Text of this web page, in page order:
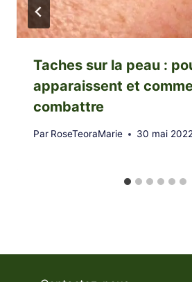
Taches sur la peau :
apparaissent et
combattre
Par RoseTeoraMarie 30 mai 2022